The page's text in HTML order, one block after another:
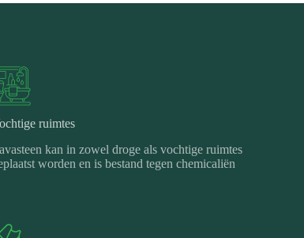
ruimtes
kan in zowel droge als vochtige ruimtes
worden en is bestand tegen chemicaliën